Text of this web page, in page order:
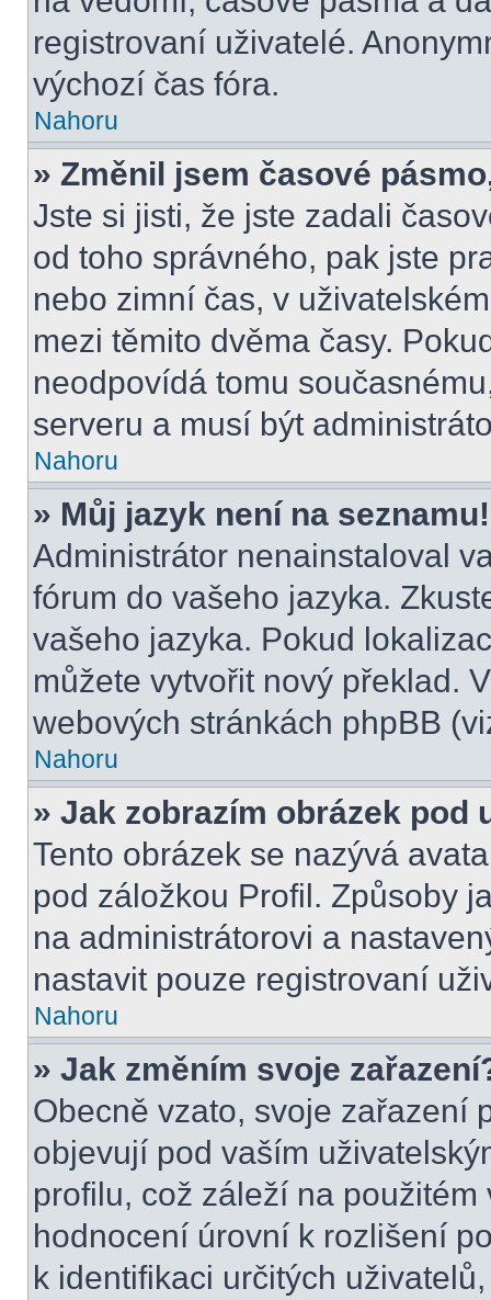
registrovaní uživatelé.
výchozí čas fóra.
Nahoru
» Změnil jsem časové
Jste si jisti, že jste zadali
od toho správného, pak jste
nebo zimní čas, v
mezi těmito dvěma časy.
neodpovídá tomu
serveru a musí být
Nahoru
» Můj jazyk není na seznamu!
Administrátor nenainstaloval
fórum do vašeho jazyka.
vašeho jazyka. Pokud
můžete vytvořit nový překlad.
webových stránkách phpBB
Nahoru
» Jak zobrazím obrázek pod
Tento obrázek se nazývá
pod záložkou Profil. Způsoby
na administrátorovi a
nastavit pouze registrovaní
Nahoru
» Jak změním svoje
Obecně vzato, svoje zařazení
objevují pod vaším
profilu, což záleží na
hodnocení úrovní k rozlišení
k identifikaci určitých